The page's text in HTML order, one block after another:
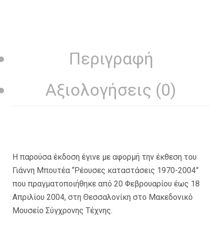
Περιγραφή
Αξιολογήσεις (0)
Η παρούσα έκδοση έγινε με αφορμή την έκθεση του
Γιάννη Μπουτέα “Ρέουσες καταστάσεις 1970-2004”
που πραγματοποιήθηκε από 20 Φεβρουαρίου έως 18
Απριλίου 2004, στη Θεσσαλονίκη στο Μακεδονικό
Μουσείο Σύγχρονης Τέχνης.